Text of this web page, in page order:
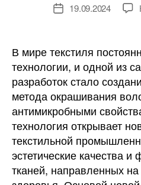
Дата19.09.2024
В мире текстиля
технологии, и одной из
разработок стало
метода окрашивания
антимикробными
технология открывает
текстильной
эстетические качества и
тканей, направленных